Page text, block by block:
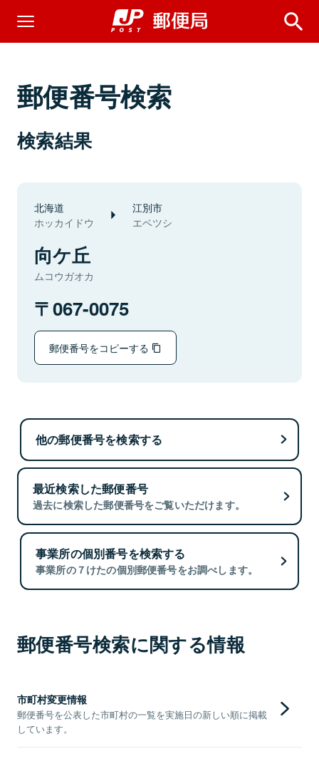
郵便番号検索
検索結果
北海道
ホッカイドウ
江別市
エベツシ
向ケ丘
ムコウガオカ
067-0075
郵便番号をコピーする
他の郵便番号を検索する
最近検索した郵便番号
過去に検索した郵便番号をご覧いただけます。
事業所の個別番号を検索する
事業所の７けたの個別郵便番号をお調べします。
郵便番号検索に関する情報
市町村変更情報
郵便番号を公表した市町村の一覧を実施日の新しい順に掲載
しています。